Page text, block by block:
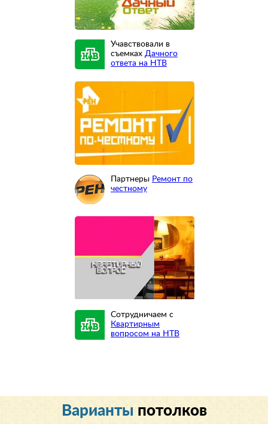
Учавствовали в
съемках Дачного
ответа на НТВ
Партнеры Ремонт по
честному
Сотрудничаем с
Квартирным
вопросом на НТВ
Варианты потолков